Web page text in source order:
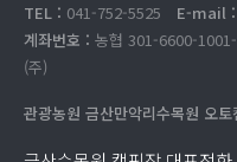
TEL : 041-752-5525 E-mail :
계좌번호 : 농협 301-6600-
(주)
관광농원 금산만악리수목원 오토